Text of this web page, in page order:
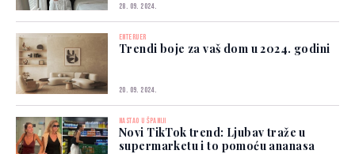
28. 09. 2024.
ENTERIJER
Trendi boje za vaš dom u 2024. godini
20. 09. 2024.
NASTAO U ŠPANIJI
Novi TikTok trend: Ljubav traže u
supermarketu i to pomoću ananasa